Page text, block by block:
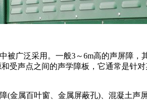
广泛采用。一般3～6m高的声屏障，
受声点之间的声学障板，它通常是针
属百叶窗、金属屏蔽孔)、混凝土声